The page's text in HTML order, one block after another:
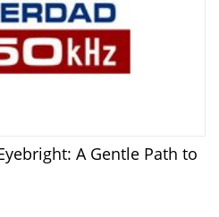
A Gentle Path to